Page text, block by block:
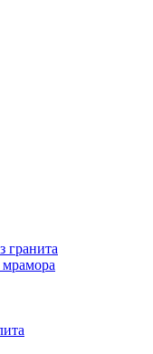
гранита